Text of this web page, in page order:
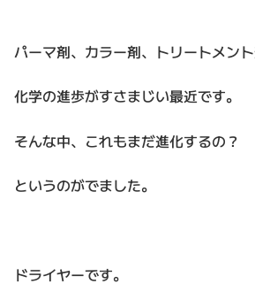
パーマ剤、カラー剤、トリートメント
化学の進歩がすさまじい最近です。
そんな中、これもまだ進化するの？
というのがでました。
ドライヤーです。